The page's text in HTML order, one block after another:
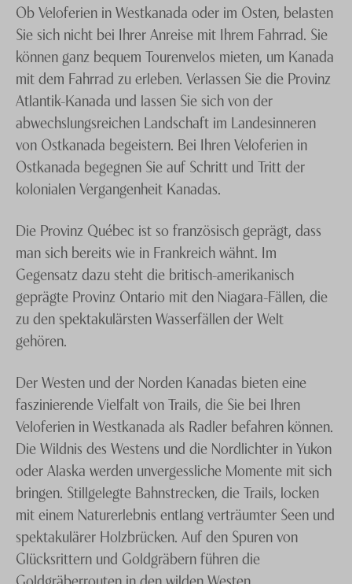
Ob Veloferien in Westkanada oder im Osten, belasten
Sie sich nicht bei Ihrer Anreise mit Ihrem Fahrrad. Sie
können ganz bequem Tourenvelos mieten, um Kanada
mit dem Fahrrad zu erleben. Verlassen Sie die Provinz
Atlantik-Kanada und lassen Sie sich von der
abwechslungsreichen Landschaft im Landesinneren
von Ostkanada begeistern. Bei Ihren Veloferien in
Ostkanada begegnen Sie auf Schritt und Tritt der
kolonialen Vergangenheit Kanadas.
Die Provinz Québec ist so französisch geprägt, dass
man sich bereits wie in Frankreich wähnt. Im
Gegensatz dazu steht die britisch-amerikanisch
geprägte Provinz Ontario mit den Niagara-Fällen, die
zu den spektakulärsten Wasserfällen der Welt
gehören.
Der Westen und der Norden Kanadas bieten eine
faszinierende Vielfalt von Trails, die Sie bei Ihren
Veloferien in Westkanada als Radler befahren können.
Die Wildnis des Westens und die Nordlichter in Yukon
oder Alaska werden unvergessliche Momente mit sich
bringen. Stillgelegte Bahnstrecken, die Trails, locken
mit einem Naturerlebnis entlang verträumter Seen und
spektakulärer Holzbrücken. Auf den Spuren von
Glücksrittern und Goldgräbern führen die
Goldgräberrouten in den wilden Westen.